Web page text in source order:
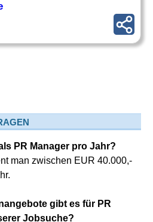
PR Manager pro Jahr?
man zwischen EUR 40.000,-
gibt es für PR
Jobsuche?